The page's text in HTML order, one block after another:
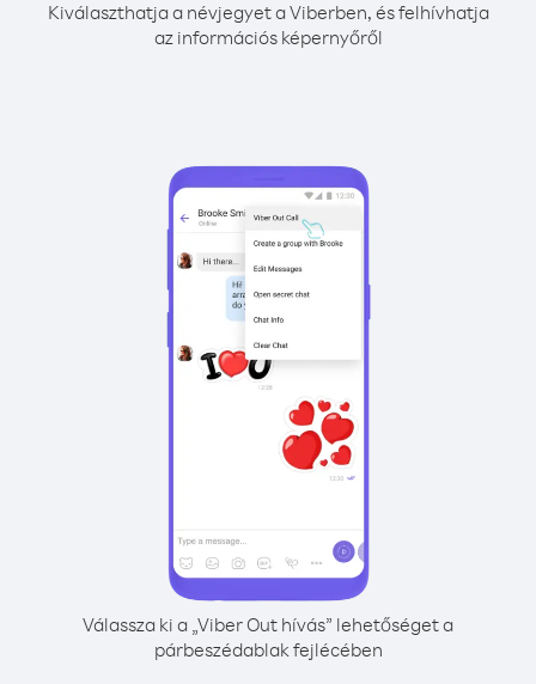
Kiválaszthatja a névjegyet a Viberben, és felhívhatja
az információs képernyőről
Válassza ki a „Viber Out hívás” lehetőséget a
párbeszédablak fejlécében